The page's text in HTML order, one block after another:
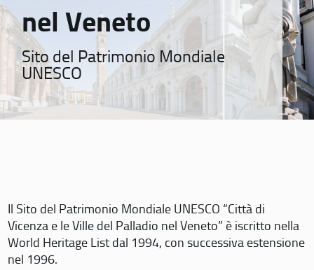
nel Veneto
Sito del Patrimonio Mondiale
UNESCO
Il Sito del Patrimonio Mondiale UNESCO “Città di
Vicenza e le Ville del Palladio nel Veneto” è iscritto nella
World Heritage List dal 1994, con successiva estensione
nel 1996.